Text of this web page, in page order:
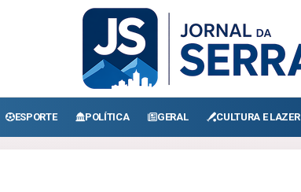
ESPORTE POLÍTICA GERAL CULTURA E LAZER